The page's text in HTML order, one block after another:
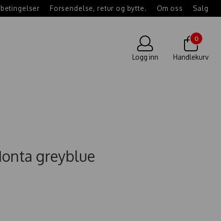
Forsendelse, retur og bytte. Om oss Salg
Logg inn
0
Handlekurv
greyblue